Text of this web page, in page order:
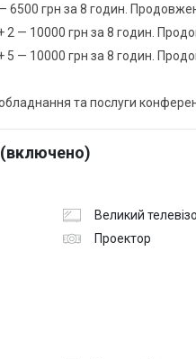
грн за 8 годин.
— 10000 грн за 8 годин.
— 10000 грн за 8 годин.
та послуги
(включено)
Великий
Проектор